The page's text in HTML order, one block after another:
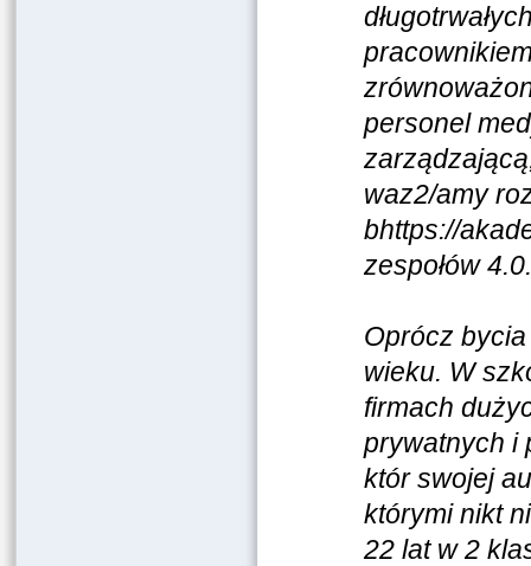
personel
waz2/amy
bhttps://
zespołów 4.0.
Oprócz
wieku. W
firmach
prywatnych i
któr swojej
którymi nikt
22 lat w 2